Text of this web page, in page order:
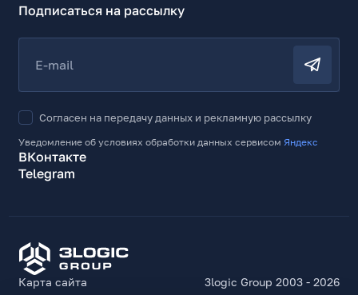
Подписаться на рассылку
E-mail
Согласен на передачу данных и рекламную рассылку
Уведомление об условиях обработки данных сервисом Яндекс
ВКонтакте
Telegram
Карта сайта 3logic Group 2003 - 2026